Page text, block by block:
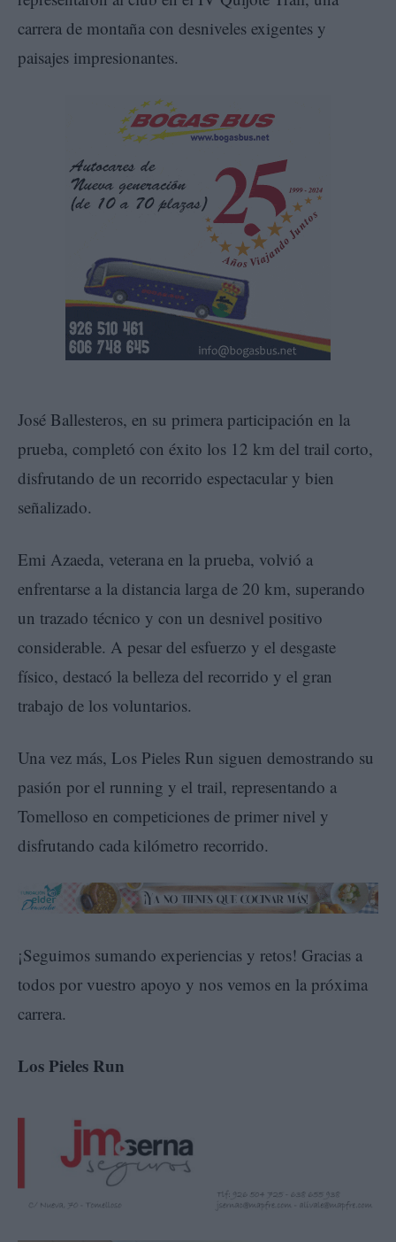
carrera de montaña con desniveles exigentes y
paisajes impresionantes.
José Ballesteros, en su primera participación en la
prueba, completó con éxito los 12 km del trail corto,
disfrutando de un recorrido espectacular y bien
señalizado.
Emi Azaeda, veterana en la prueba, volvió a
enfrentarse a la distancia larga de 20 km, superando
un trazado técnico y con un desnivel positivo
considerable. A pesar del esfuerzo y el desgaste
físico, destacó la belleza del recorrido y el gran
trabajo de los voluntarios.
Una vez más, Los Pieles Run siguen demostrando su
pasión por el running y el trail, representando a
Tomelloso en competiciones de primer nivel y
disfrutando cada kilómetro recorrido.
¡Seguimos sumando experiencias y retos! Gracias a
todos por vuestro apoyo y nos vemos en la próxima
carrera.
Los Pieles Run